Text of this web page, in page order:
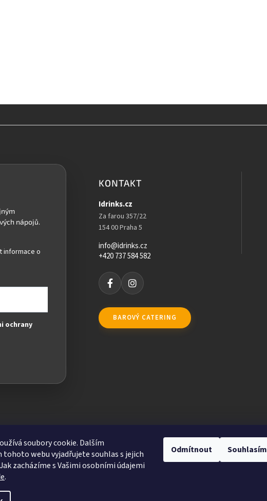
soubory cookie. Dalším
tohoto webu vyjadřujete souhlas s jejich
zacházíme s Vašimi osobními údajemi
.
Odmítnout Souhlasím
informace o
ochrany
KONTAKT
Idrinks.cz
Za farou 357/22
154 00 Praha 5
info@idrinks.cz
+420 737 584 582
BAROVÝ CATERING
nastavení cookies